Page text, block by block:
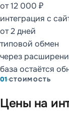
ОТКРЫТЬ РАЗДЕЛ
СОПРОВОЖДЕНИЕ
И СЕРВИСЫ
1С:ИТС
Каталог ИТС
Кому нужен
от 12 000 ₽
интеграция с
от 2 дней
типовой обмен
через
база остаётся
01 СТОИМОСТЬ
Цены на